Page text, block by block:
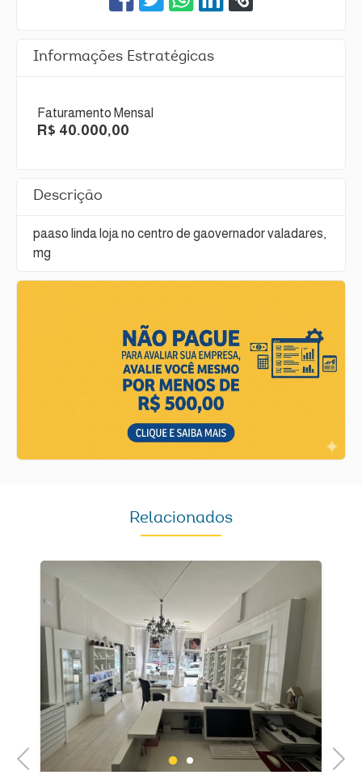
Informações Estratégicas
Faturamento Mensal
R$ 40.000,00
Descrição
paaso linda loja no centro de gaovernador valadares,
mg
Relacionados
Previous 1 2
Next